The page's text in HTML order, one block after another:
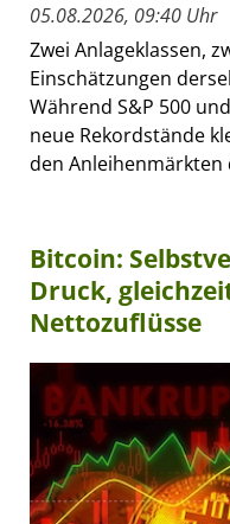
05.08.2026, 09:40 Uhr
Zwei Anlageklassen,
Einschätzungen
Während S&P 500
neue Rekordstände
den Anleihenmärkten
Bitcoin:
Druck,
Nettozuflüsse